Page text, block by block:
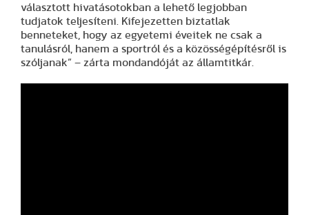
választott hivatásotokban a lehető legjobban
tudjatok teljesíteni. Kifejezetten biztatlak
benneteket, hogy az egyetemi éveitek ne csak a
tanulásról, hanem a sportról és a közösségépítésről is
szóljanak” – zárta mondandóját az államtitkár.